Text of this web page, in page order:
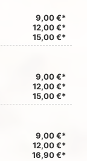
9,00 €*
12,00 €*
15,00 €*
9,00 €*
12,00 €*
15,00 €*
9,00 €*
12,00 €*
16,90 €*